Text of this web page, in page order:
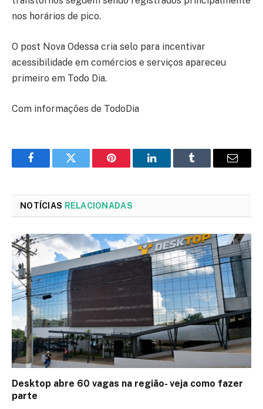
nos horários de pico.
O post Nova Odessa cria selo para incentivar
acessibilidade em comércios e serviços apareceu
primeiro em Todo Dia.
Com informações de TodoDia
FacebookTwitter Pinterest LinkedInTumblr Email
NOTÍCIAS RELACIONADAS
Desktop abre 60 vagas na região- veja como fazer
parte